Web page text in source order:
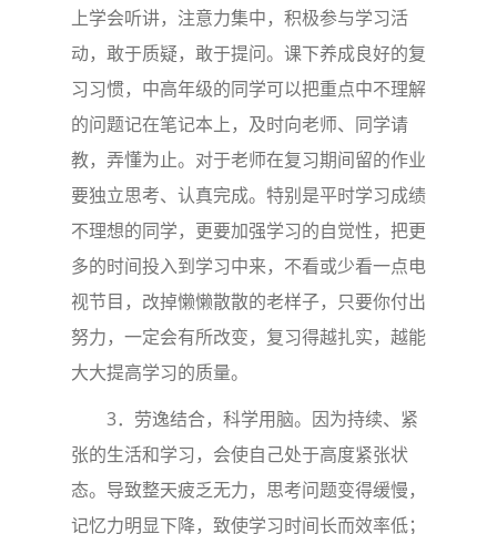
上学会听讲，注意力集中，积极参与学习活
动，敢于质疑，敢于提问。课下养成良好的复
习习惯，中高年级的同学可以把重点中不理解
的问题记在笔记本上，及时向老师、同学请
教，弄懂为止。对于老师在复习期间留的作业
要独立思考、认真完成。特别是平时学习成绩
不理想的同学，更要加强学习的自觉性，把更
多的时间投入到学习中来，不看或少看一点电
视节目，改掉懒懒散散的老样子，只要你付出
努力，一定会有所改变，复习得越扎实，越能
大大提高学习的质量。
3．劳逸结合，科学用脑。因为持续、紧
张的生活和学习，会使自己处于高度紧张状
态。导致整天疲乏无力，思考问题变得缓慢，
记忆力明显下降，致使学习时间长而效率低；